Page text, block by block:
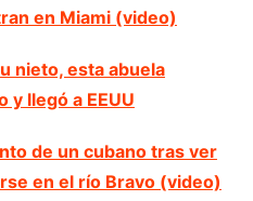
en Miami (video)
nieto, esta abuela
y llegó a EEUU
de un cubano tras ver
en el río Bravo (video)